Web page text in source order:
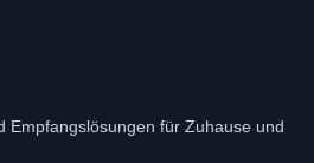
Empfangslösungen für Zuhause und